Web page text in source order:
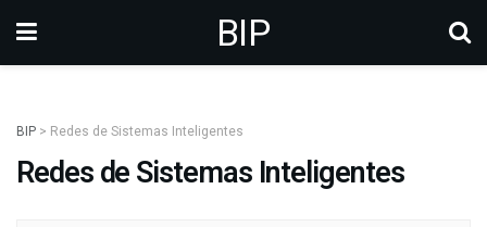
BIP
BIP > Redes de Sistemas Inteligentes
Redes de Sistemas Inteligentes